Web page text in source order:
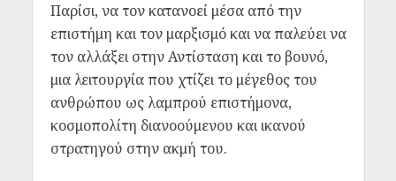
Παρίσι, να τον κατανοεί μέσα από την
επιστήμη και τον μαρξισμό και να παλεύει να
τον αλλάξει στην Αντίσταση και το βουνό,
μια λειτουργία που χτίζει το μέγεθος του
ανθρώπου ως λαμπρού επιστήμονα,
κοσμοπολίτη διανοούμενου και ικανού
στρατηγού στην ακμή του.